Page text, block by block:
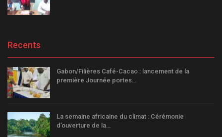
Recents
Gabon/Filières Café-Cacao : lancement de la
première Journée portes…
La semaine africaine du climat : Cérémonie
d’ouverture de la…